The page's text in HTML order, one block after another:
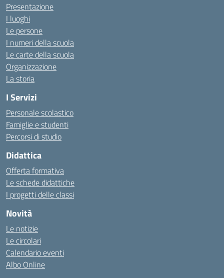
Presentazione
I luoghi
Le persone
I numeri della scuola
Le carte della scuola
Organizzazione
La storia
I Servizi
Personale scolastico
Famiglie e studenti
Percorsi di studio
Didattica
Offerta formativa
Le schede didattiche
I progetti delle classi
Novità
Le notizie
Le circolari
Calendario eventi
Albo Online